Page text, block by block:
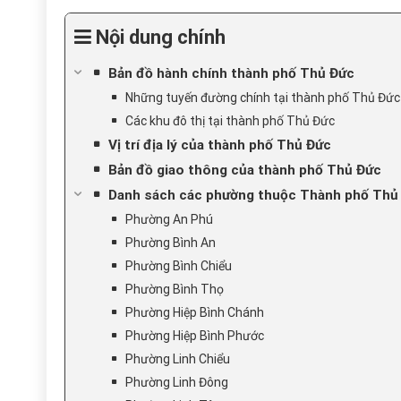
Nội dung chính
Bản đồ hành chính thành phố Thủ Đức
Những tuyến đường chính tại thành phố Thủ Đức
Các khu đô thị tại thành phố Thủ Đức
Vị trí địa lý của thành phố Thủ Đức
Bản đồ giao thông của thành phố Thủ Đức
Danh sách các phường thuộc Thành phố
Phường An Phú
Phường Bình An
Phường Bình Chiểu
Phường Bình Thọ
Phường Hiệp Bình Chánh
Phường Hiệp Bình Phước
Phường Linh Chiểu
Phường Linh Đông